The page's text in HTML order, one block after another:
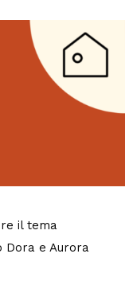
il tema
Dora e Aurora